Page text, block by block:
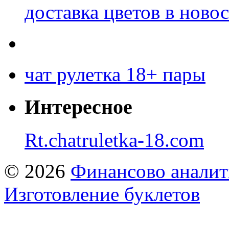
доставка цветов в
чат рулетка 18+ пары
Интересное
Rt.chatruletka-18.com
© 2026 Финансово
Изготовление буклетов